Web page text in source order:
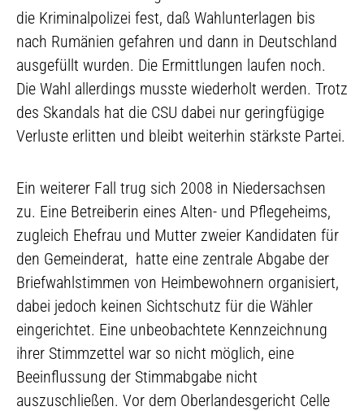
die Kriminalpolizei fest, daß Wahlunterlagen bis
nach Rumänien gefahren und dann in Deutschland
ausgefüllt wurden. Die Ermittlungen laufen noch.
Die Wahl allerdings musste wiederholt werden. Trotz
des Skandals hat die CSU dabei nur geringfügige
Verluste erlitten und bleibt weiterhin stärkste Partei.
Ein weiterer Fall trug sich 2008 in Niedersachsen
zu. Eine Betreiberin eines Alten- und Pflegeheims,
zugleich Ehefrau und Mutter zweier Kandidaten für
den Gemeinderat, hatte eine zentrale Abgabe der
Briefwahlstimmen von Heimbewohnern organisiert,
dabei jedoch keinen Sichtschutz für die Wähler
eingerichtet. Eine unbeobachtete Kennzeichnung
ihrer Stimmzettel war so nicht möglich, eine
Beeinflussung der Stimmabgabe nicht
auszuschließen. Vor dem Oberlandesgericht Celle